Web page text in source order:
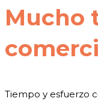
Mucho
Tiempo y esfuerzo